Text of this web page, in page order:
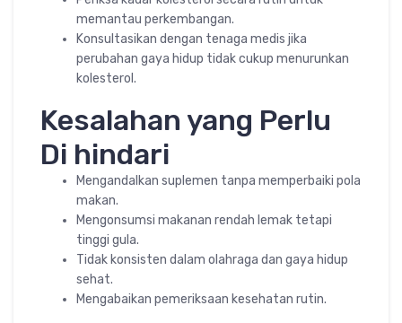
memantau perkembangan.
Konsultasikan dengan tenaga medis jika
perubahan gaya hidup tidak cukup menurunkan
kolesterol.
Kesalahan yang Perlu
Di hindari
Mengandalkan suplemen tanpa memperbaiki pola
makan.
Mengonsumsi makanan rendah lemak tetapi
tinggi gula.
Tidak konsisten dalam olahraga dan gaya hidup
sehat.
Mengabaikan pemeriksaan kesehatan rutin.